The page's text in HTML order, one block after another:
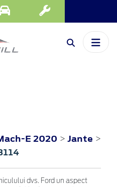
E 2020 > Jante >
dvs. Ford un aspect